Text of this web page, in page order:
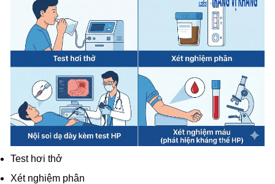
Test hơi thở
Xét nghiệm phân